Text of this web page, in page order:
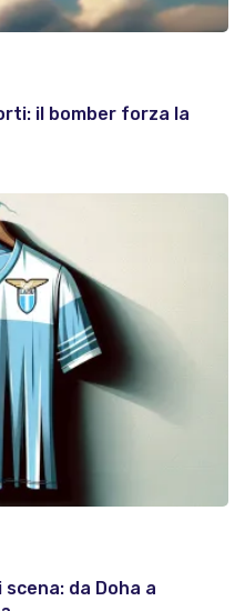
il bomber forza la
da Doha a